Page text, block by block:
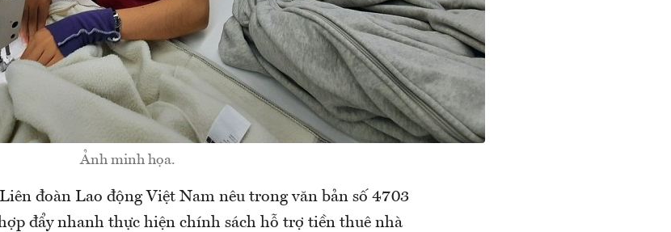
Ảnh minh họa.
đoàn Lao động Việt Nam nêu trong văn bản số 4703
đẩy nhanh thực hiện chính sách hỗ trợ tiền thuê nhà